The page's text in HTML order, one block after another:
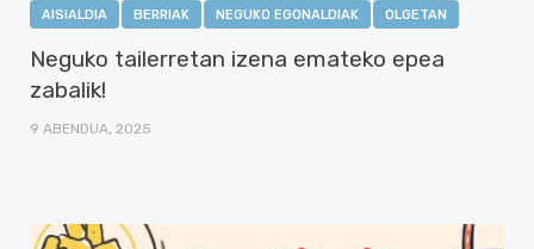
AISIALDIA BERRIAK NEGUKO EGONALDIAK OLGETAN
Neguko tailerretan izena emateko epea
zabalik!
9 ABENDUA, 2025